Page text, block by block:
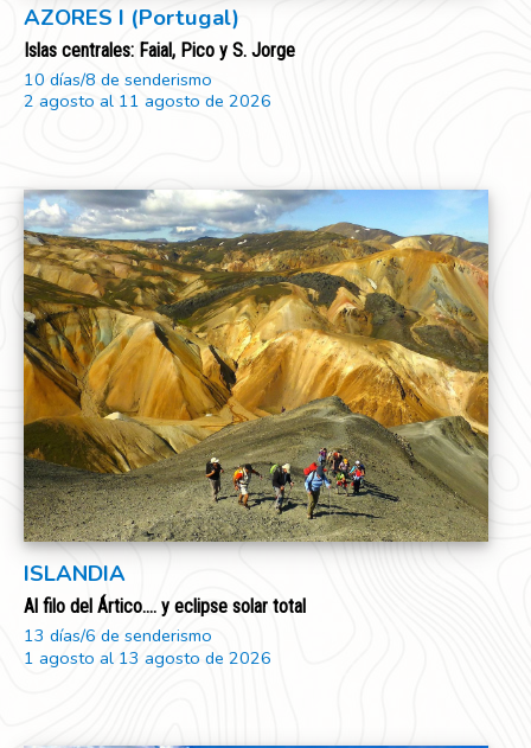
AZORES I (Portugal)
Islas centrales: Faial, Pico y S. Jorge
10 días/8 de senderismo
2 agosto al 11 agosto de 2026
ISLANDIA
Al filo del Ártico.... y eclipse solar total
13 días/6 de senderismo
1 agosto al 13 agosto de 2026